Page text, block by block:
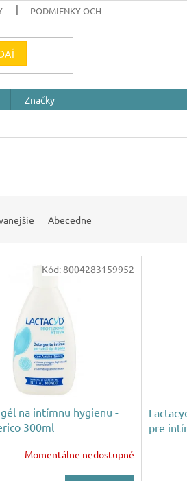
PODMIENKY OCHRANY OSOBNÝCH
Značky
Abecedne
gél na intímnu hygienu -
300ml
Momentálne nedostupné
Kód:8004283159952
pre